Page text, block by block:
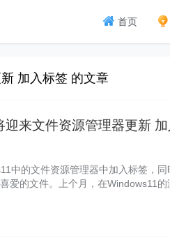
首页
加入标签 的文章
来文件资源管理器更新
中的文件资源管理器中加入标签，
爱的文件。上个月，在Windows11